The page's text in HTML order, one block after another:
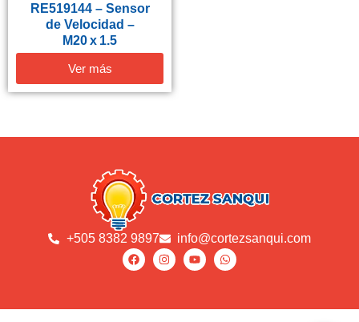
RE519144 – Sensor
de Velocidad –
M20 x 1.5
Ver más
+505 8382 9897 info@cortezsanqui.com